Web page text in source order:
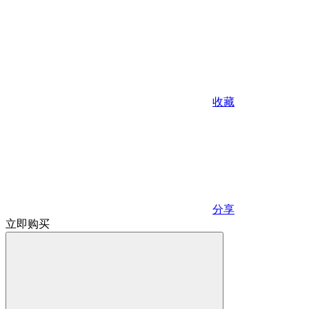
收藏
分享
立即购买